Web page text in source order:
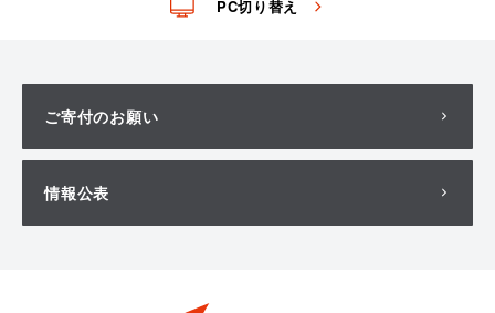
PC切り替え
ご寄付のお願い
情報公表